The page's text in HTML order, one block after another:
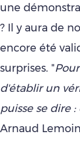
une
? Il y aura de
encore été
surprises. "
d'établir un
puisse se dire
Arnaud